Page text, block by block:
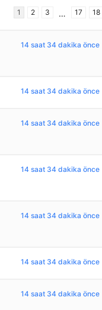
1 2 3 … 17 18
14 saat 34 dakika önce
14 saat 34 dakika önce
14 saat 34 dakika önce
14 saat 34 dakika önce
14 saat 34 dakika önce
14 saat 34 dakika önce
14 saat 34 dakika önce